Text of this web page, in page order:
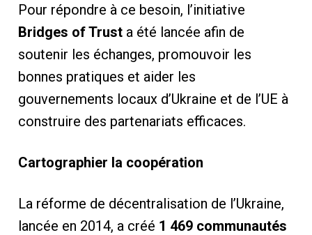
Pour répondre à ce besoin, l’initiative
Bridges of Trusta été lancée afin de
soutenir les échanges, promouvoir les
bonnes pratiques et aider les
gouvernements locaux d’Ukraine et de l’UE à
construire des partenariats efficaces.
Cartographier la coopération
La réforme de décentralisation de l’Ukraine,
lancée en 2014, a créé 1 469 communautés